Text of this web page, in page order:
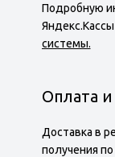
Подробную
системы.
Оплата
Доставка в
получения